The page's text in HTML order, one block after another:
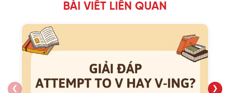
BÀI VIẾT LIÊN QUAN
❮ ❯